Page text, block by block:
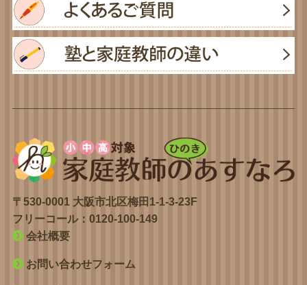
〒530-0001 大阪市北区梅田1-1-3-23F
フリーコール： 0120-100-149
会社概要
お問い合わせフォーム